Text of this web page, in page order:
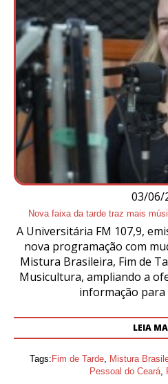
03/06/
Nova faixa da tarde traz mais
A Universitária FM 107,9,
nova programação com
Mistura Brasileira, Fim de
Musicultura, ampliando a
informação para
LEIA
Tags:Fim de Tarde, Mistura
Pessoal do Ceará